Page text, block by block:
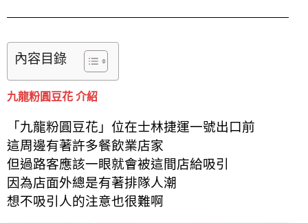
內容目錄
九龍粉圓豆花 介紹
「九龍粉圓豆花」位在士林捷運一號出口前
這周邊有著許多餐飲業店家
但過路客應該一眼就會被這間店給吸引
因為店面外總是有著排隊人潮
想不吸引人的注意也很難啊